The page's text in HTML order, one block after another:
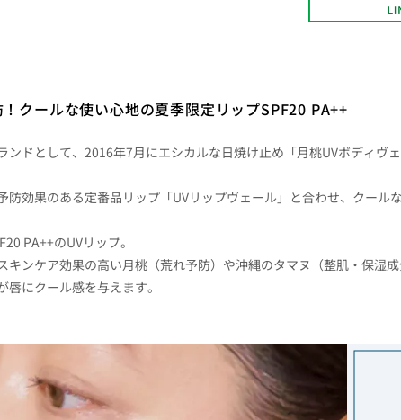
クールな使い心地の夏季限定リップSPF20 PA++
ンドとして、2016年7月にエシカルな日焼け止め「月桃UVボディヴ
防効果のある定番品リップ「UVリップヴェール」と合わせ、クール
PA++のUVリップ。
ンケア効果の高い月桃（荒れ予防）や沖縄のタマヌ（整肌・保湿成
にクール感を与えます。